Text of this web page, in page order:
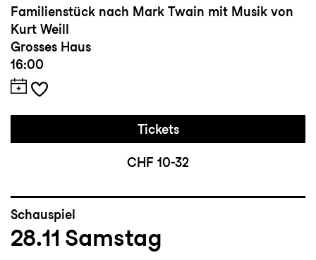
Familienstück nach Mark Twain mit Musik von
Kurt Weill
Grosses Haus
16:00
Tickets
CHF 10-32
Schauspiel
28.11 Samstag